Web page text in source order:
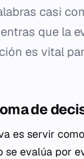
casi
que la
es vital
de
es servir
evalúa por